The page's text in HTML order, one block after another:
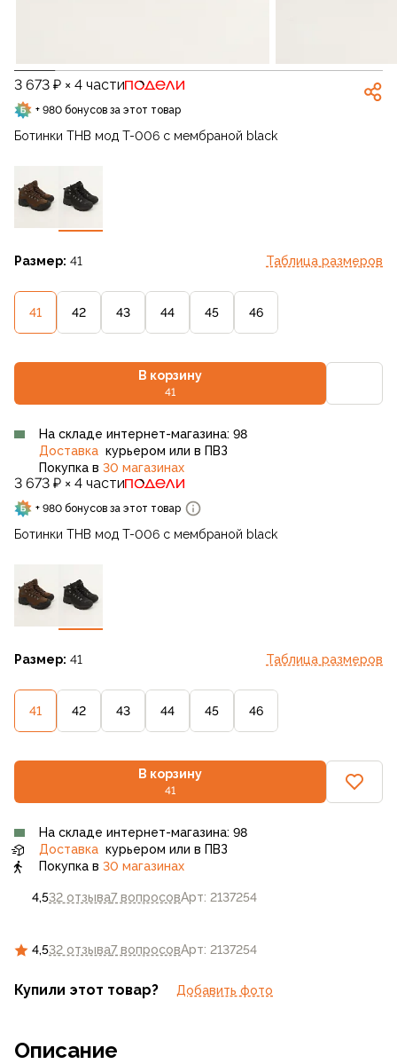
3 673 ₽ × 4 части
+ 980 бонусов за этот товар
Ботинки THB мод T-006 с мембраной black
Размер: 41 Таблица размеров
41 42 43 44 45 46
В корзину
41
4,532 отзыва7 вопросовАрт: 2137254
На складе интернет-магазина: 98
Доставка курьером или в ПВЗ
Покупка в 30 магазинах
3 673 ₽ × 4 части
+ 980 бонусов за этот товар
Ботинки THB мод T-006 с мембраной black
Размер: 41 Таблица размеров
41 42 43 44 45 46
В корзину
41
4,532 отзыва7 вопросовАрт: 2137254
На складе интернет-магазина: 98
Доставка курьером или в ПВЗ
Покупка в 30 магазинах
Купили этот товар? Добавить фото
Описание